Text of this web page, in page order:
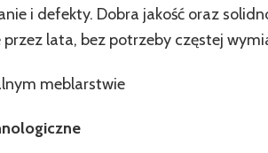
i defekty. Dobra jakość oraz
lata, bez potrzeby częstej
meblarstwie